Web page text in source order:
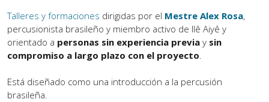
Talleres y formaciones dirigidas por el Mestre Alex Rosa,
percusionista brasileño y miembro activo de Ilê Aiyê y
orientado a personas sin experiencia previa y sin
compromiso a largo plazo con el proyecto
Está diseñado como una introducción a la percusión
brasileña.